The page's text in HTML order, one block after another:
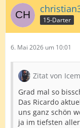
15-Darter
6. Mai 2026 um 10:01
Zitat von
Grad mal so
Das Ricardo
uns ganz schön
ja im tiefsten